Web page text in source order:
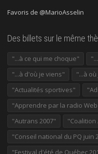
Favoris de @MarioAsselin
Des billets sur le même
"...à ce qui me choque"
"...à d'où je viens"
"...à
"Actualités sportives"
"Apprendre par la radio
"Autrans 2007"
"Coalition
"Conseil national du PQ juin
"Festival d'été de Québec